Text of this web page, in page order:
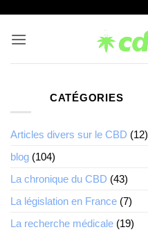
contenu
CATÉGORIES
Articles divers sur le CBD (12)
blog (104)
La chronique du CBD (43)
La législation en France (7)
La recherche médicale (19)